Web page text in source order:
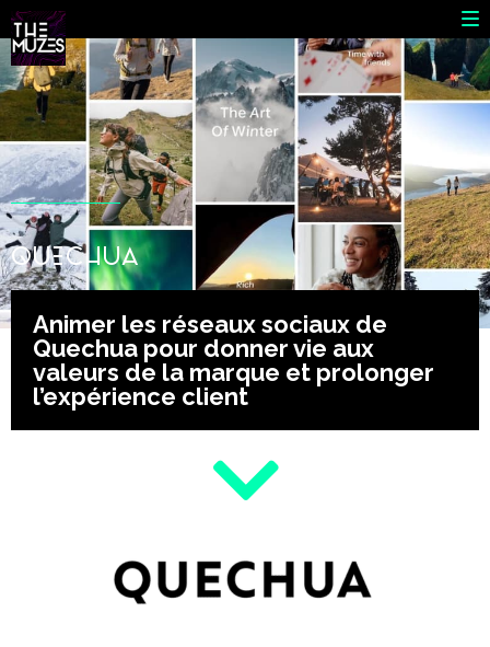
QUECHUA
Animer les réseaux sociaux de
Quechua pour donner vie aux
valeurs de la marque et prolonger
l’expérience client